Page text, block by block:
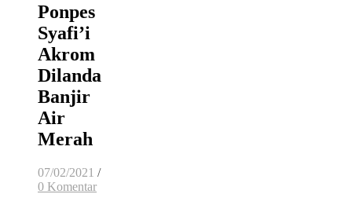
Ponpes
Syafi’i
Akrom
Dilanda
Banjir
Air
Merah
07/02/2021 /
0 Komentar